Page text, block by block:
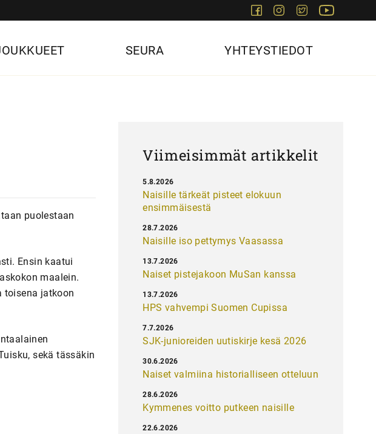
FacebookInstagram
Twitter
SEURA YHTEYSTIEDOT
puolestaan
Ensin kaatui
maalein.
toisena jatkoon
sekä tässäkin
Viimeisimmät artikkelit
Naisille tärkeät pisteet elokuun
ensimmäisestä
5.8.2026
Naisille iso pettymys Vaasassa
28.7.2026
Naiset pistejakoon MuSan kanssa
13.7.2026
HPS vahvempi Suomen Cupissa
13.7.2026
SJK-junioreiden uutiskirje kesä 2026
7.7.2026
Naiset valmiina historialliseen otteluun
30.6.2026
Kymmenes voitto putkeen naisille
28.6.2026
22.6.2026